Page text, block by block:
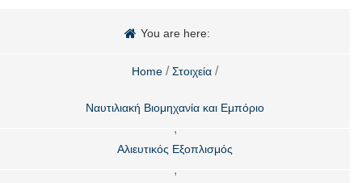
You are here:
Home / Στοιχεία /
Ναυτιλιακή Βιομηχανία και Εμπόριο
,
Αλιευτικός Εξοπλισμός
,